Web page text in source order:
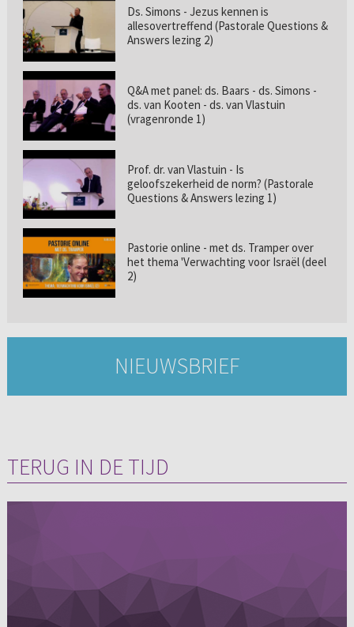
Ds. Simons - Jezus kennen is
allesovertreffend (Pastorale Questions &
Answers lezing 2)
Q&A met panel: ds. Baars - ds. Simons -
ds. van Kooten - ds. van Vlastuin
(vragenronde 1)
Prof. dr. van Vlastuin - Is
geloofszekerheid de norm? (Pastorale
Questions & Answers lezing 1)
Pastorie online - met ds. Tramper over
het thema 'Verwachting voor Israël (deel
2)
NIEUWSBRIEF
TERUG IN DE TIJD